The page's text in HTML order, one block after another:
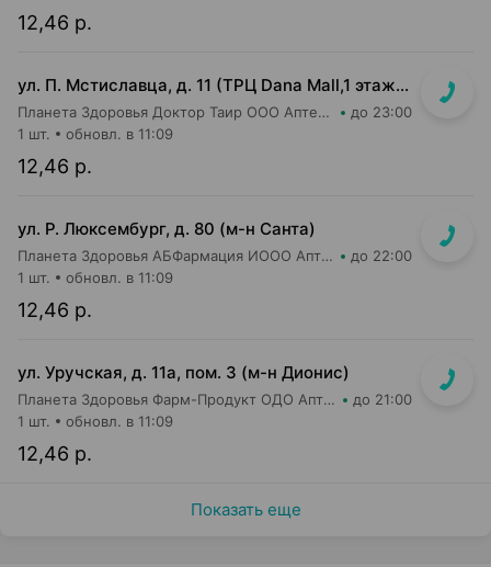
12,46 р.
ул. П. Мстиславца, д. 11 (ТРЦ Dana Mall,1 этаж, напротив 26-ой кассы магазина Green)
Планета Здоровья Доктор Таир ООО Аптека №26 до 23:00
12,46 р.
1 шт. обновл. в 11:09
ул. Р. Люксембург, д. 80 (м-н Санта)
Планета Здоровья АБФармация ИООО Аптека №7 до 22:00
12,46 р.
1 шт. обновл. в 11:09
ул. Уручская, д. 11а, пом. 3 (м-н Дионис)
Планета Здоровья Фарм-Продукт ОДО Аптека №4 до 21:00
12,46 р.
1 шт. обновл. в 11:09
Показать еще